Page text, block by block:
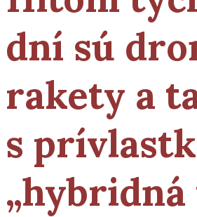
dní sú
rakety a
s
„hybridná